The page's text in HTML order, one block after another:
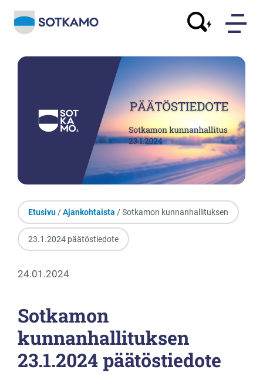
Etusivu/Ajankohtaista / Sotkamon kunnanhallituksen
23.1.2024 päätöstiedote
24.01.2024
Sotkamon
kunnanhallituksen
23.1.2024 päätöstiedote